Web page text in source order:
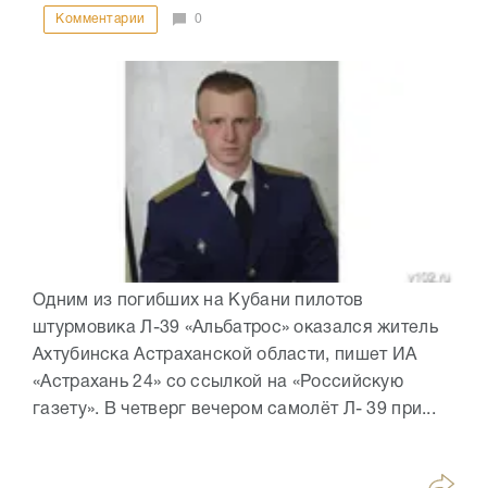
Комментарии 0
Одним из погибших на Кубани пилотов
штурмовика Л-39 «Альбатрос» оказался житель
Ахтубинска Астраханской области, пишет ИА
«Астрахань 24» со ссылкой на «Российскую
газету». В четверг вечером самолёт Л- 39 при...